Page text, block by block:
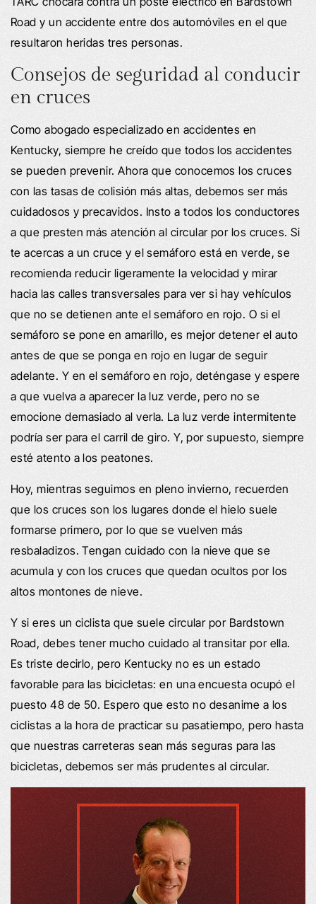
Road y un accidente entre dos automóviles en el que
resultaron heridas tres personas.
Consejos de seguridad al conducir
en cruces
Como abogado especializado en accidentes en
Kentucky, siempre he creído que todos los accidentes
se pueden prevenir. Ahora que conocemos los cruces
con las tasas de colisión más altas, debemos ser más
cuidadosos y precavidos. Insto a todos los conductores
a que presten más atención al circular por los cruces. Si
te acercas a un cruce y el semáforo está en verde, se
recomienda reducir ligeramente la velocidad y mirar
hacia las calles transversales para ver si hay vehículos
que no se detienen ante el semáforo en rojo. O si el
semáforo se pone en amarillo, es mejor detener el auto
antes de que se ponga en rojo en lugar de seguir
adelante. Y en el semáforo en rojo, deténgase y espere
a que vuelva a aparecer la luz verde, pero no se
emocione demasiado al verla. La luz verde intermitente
podría ser para el carril de giro. Y, por supuesto, siempre
esté atento a los peatones.
Hoy, mientras seguimos en pleno invierno, recuerden
que los cruces son los lugares donde el hielo suele
formarse primero, por lo que se vuelven más
resbaladizos. Tengan cuidado con la nieve que se
acumula y con los cruces que quedan ocultos por los
altos montones de nieve.
Y si eres un ciclista que suele circular por Bardstown
Road, debes tener mucho cuidado al transitar por ella.
Es triste decirlo, pero Kentucky no es un estado
favorable para las bicicletas: en una encuesta ocupó el
puesto 48 de 50. Espero que esto no desanime a los
ciclistas a la hora de practicar su pasatiempo, pero hasta
que nuestras carreteras sean más seguras para las
bicicletas, debemos ser más prudentes al circular.